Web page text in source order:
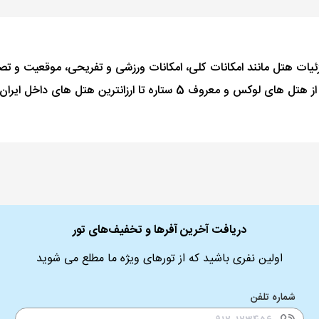
هتل مانند امکانات کلی، امکانات ورزشی و تفریحی، موقعیت و
و معروف 5 ستاره تا ارزانترین هتل های داخل ایران بر آن است تا کاملترین اطلاعات را برای انتخاب مناسبترین
دریافت آخرین آفرها و تخفیف‌های تور
اولین نفری باشید که از تورهای ویژه ما مطلع می شوید
شماره تلفن